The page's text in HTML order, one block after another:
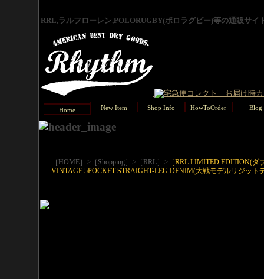
RRL,ラルフローレン,POLORUGBY(ポロラグビー)等の通販サ
Home New Item Shop Info HowToOrder Blog
［HOME］ > ［Shopping］ > ［RRL］ > ［RRL LIMITED EDITION(
VINTAGE 5POCKET STRAIGHT-LEG DENIM(大戦モデルリジット